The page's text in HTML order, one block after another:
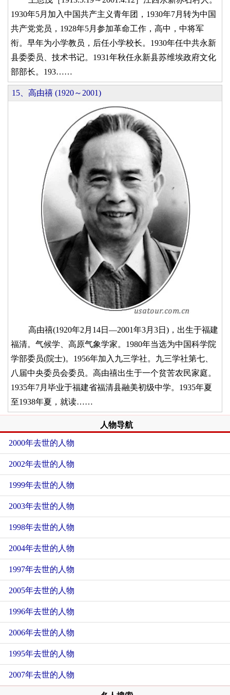
1930年5月加入中国共产主义青年团，1930年7月转为中国
共产党党员，1928年5月参加革命工作，高中，中将军
衔。早年为小学教员，后任小学校长。1930年任中共永新
县委委员、技术书记。1931年秋任永新县苏维埃政府文化
部部长。193……
15、高由禧 (1920～2001)
高由禧(1920年2月14日—2001年3月3日)，出生于福建
福清。气候学、高原气象学家。1980年当选为中国科学院
学部委员(院士)。1956年加入九三学社。九三学社第七、
八届中央委员会委员。高由禧出生于一个贫苦农民家庭。
1935年7月毕业于福建省福清县融美初级中学。1935年夏
至1938年夏，就读……
人物导航
2000年去世的人物
2002年去世的人物
1999年去世的人物
2003年去世的人物
1998年去世的人物
2004年去世的人物
1997年去世的人物
2005年去世的人物
1996年去世的人物
2006年去世的人物
1995年去世的人物
2007年去世的人物